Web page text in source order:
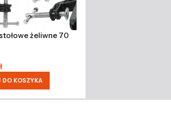
żeliwne 70
DO KOSZYKA